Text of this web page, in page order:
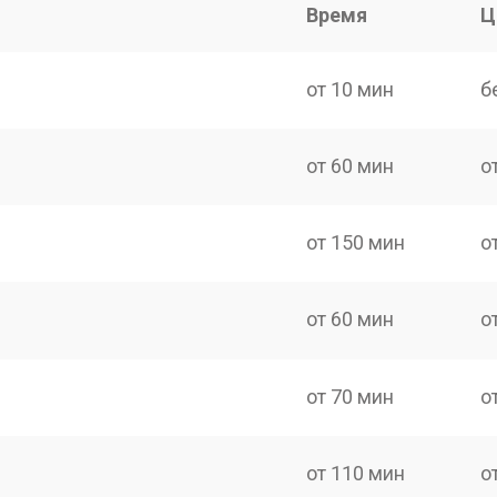
Время
от 10 мин
от 60 мин
от 150 мин
от 60 мин
от 70 мин
от 110 мин